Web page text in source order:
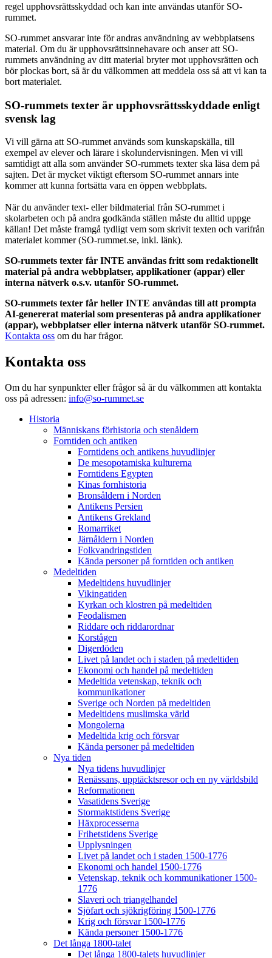
regel upphovsrättsskyddad och kan inte användas utanför SO-
rummet.
SO-rummet ansvarar inte för andras användning av webbplatsens
material. Om du är upphovsrättsinnehavare och anser att SO-
rummets användning av ditt material bryter mot upphovsrätten och
bör plockas bort, så är du välkommen att meddela oss så att vi kan ta
bort materialet.
SO-rummets texter är upphovsrättsskyddade enligt
svensk lag
Vi vill gärna att SO-rummet används som kunskapskälla, till
exempel av elever och lärare i skolundervisningen. Men vi vill
samtidigt att alla som använder SO-rummets texter ska läsa dem på
sajten. Det är mycket viktigt eftersom SO-rummet annars inte
kommer att kunna fortsätta vara en öppen webbplats.
När du använder text- eller bildmaterial från SO-rummet i
skolarbeten och på andra godkända ställen måste du alltid uppge
källan! Det måste framgå tydligt vem som skrivit texten och varifrån
materialet kommer (SO-rummet.se, inkl. länk).
SO-rummets texter får INTE användas fritt som redaktionellt
material på andra webbplatser, applikationer (appar) eller
interna nätverk o.s.v. utanför SO-rummet.
SO-rummets texter får heller INTE användas till att prompta
AI-genererat material som presenteras på andra applikationer
(appar), webbplatser eller interna nätverk utanför SO-rummet.
Kontakta oss om du har frågor.
Kontakta oss
Om du har synpunkter eller frågor så är du välkommen att kontakta
oss på adressen: info@so-rummet.se
Historia
Människans förhistoria och stenåldern
Forntiden och antiken
Forntidens och antikens huvudlinjer
De mesopotamiska kulturerna
Forntidens Egypten
Kinas fornhistoria
Bronsåldern i Norden
Antikens Persien
Antikens Grekland
Romarriket
Järnåldern i Norden
Folkvandringstiden
Kända personer på forntiden och antiken
Medeltiden
Medeltidens huvudlinjer
Vikingatiden
Kyrkan och klostren på medeltiden
Feodalismen
Riddare och riddarordnar
Korstågen
Digerdöden
Livet på landet och i staden på medeltiden
Ekonomi och handel på medeltiden
Medeltida vetenskap, teknik och
kommunikationer
Sverige och Norden på medeltiden
Medeltidens muslimska värld
Mongolerna
Medeltida krig och försvar
Kända personer på medeltiden
Nya tiden
Nya tidens huvudlinjer
Renässans, upptäcktsresor och en ny världsbild
Reformationen
Vasatidens Sverige
Stormaktstidens Sverige
Häxprocesserna
Frihetstidens Sverige
Upplysningen
Livet på landet och i staden 1500-1776
Ekonomi och handel 1500-1776
Vetenskap, teknik och kommunikationer 1500-
1776
Slaveri och triangelhandel
Sjöfart och sjökrigföring 1500-1776
Krig och försvar 1500-1776
Kända personer 1500-1776
Det långa 1800-talet
Det långa 1800-talets huvudlinjer